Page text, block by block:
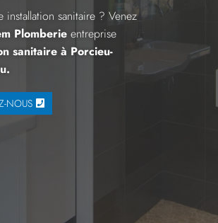
installation sanitaire ? Venez
Plomberie entreprise
sanitaire à Porcieu-
.
NOUS